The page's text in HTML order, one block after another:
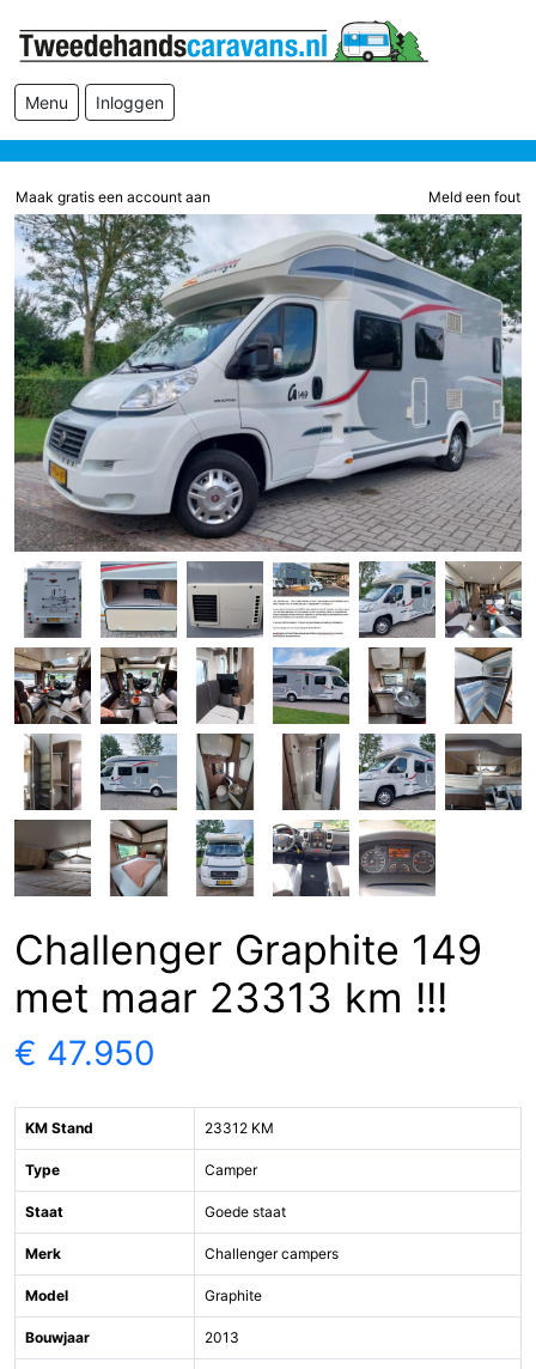
Menu Inloggen
Maak gratis een account aan Meld een fout
Challenger Graphite 149
met maar 23313 km !!!
€ 47.950
KM Stand 23312 KM
Type Camper
Staat Goede staat
Merk Challenger campers
Model Graphite
Bouwjaar 2013